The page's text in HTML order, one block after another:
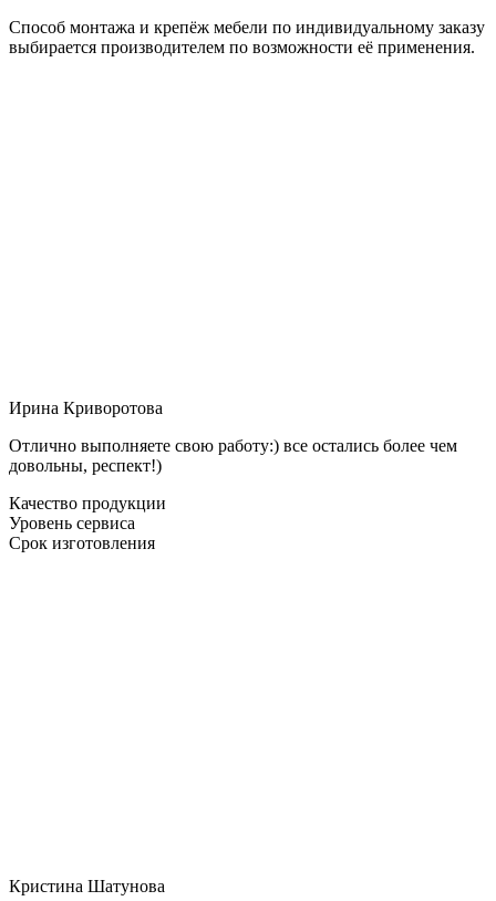
Способ монтажа и крепёж мебели по индивидуальному заказу
выбирается производителем по возможности её применения.
Ирина Криворотова
Отлично выполняете свою работу:) все остались более чем
довольны, респект!)
Качество продукции
Уровень сервиса
Срок изготовления
Кристина Шатунова